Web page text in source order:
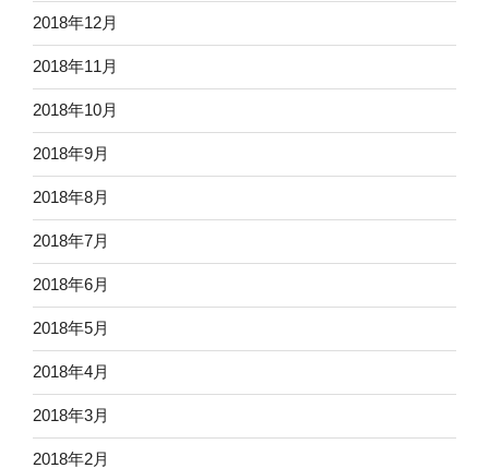
2018年12月
2018年11月
2018年10月
2018年9月
2018年8月
2018年7月
2018年6月
2018年5月
2018年4月
2018年3月
2018年2月